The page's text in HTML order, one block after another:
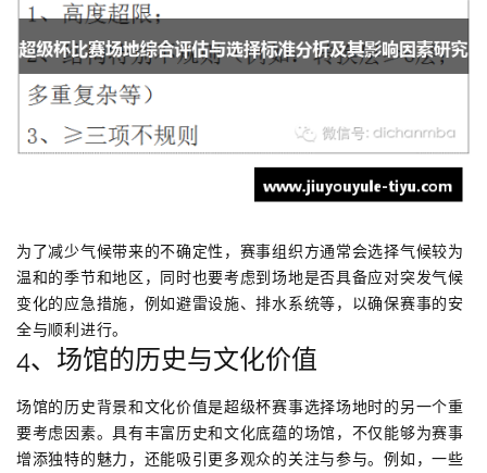
为了减少气候带来的不确定性，赛事组织方通常会选择气候较为
温和的季节和地区，同时也要考虑到场地是否具备应对突发气候
变化的应急措施，例如避雷设施、排水系统等，以确保赛事的安
全与顺利进行。
4、场馆的历史与文化价值
场馆的历史背景和文化价值是超级杯赛事选择场地时的另一个重
要考虑因素。具有丰富历史和文化底蕴的场馆，不仅能够为赛事
增添独特的魅力，还能吸引更多观众的关注与参与。例如，一些